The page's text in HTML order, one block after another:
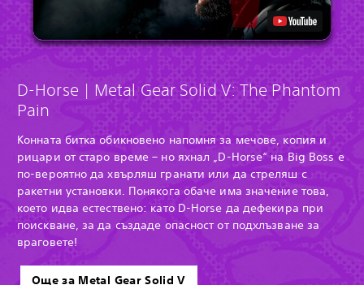
D-Horse | Metal Gear Solid V: The Phantom
Pain
Конната битка обикновено напомня за мечове, копия и
рицари от старо време – но яхнал „D-Horse“ на Big Boss е
по-вероятно да хвърляш гранати или да стреляш с
ракетни установки. Понякога обаче има значение това,
което идва естествено: като D-Horse да дефекира при
поискване, за да създаде опасност от подхлъзване за
враговете!
Още за Metal Gear Solid V